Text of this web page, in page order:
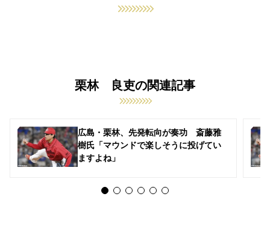
栗林 良吏の関連記事
広島・栗林、先発転向が奏功 斎藤雅
樹氏「マウンドで楽しそうに投げてい
ますよね」